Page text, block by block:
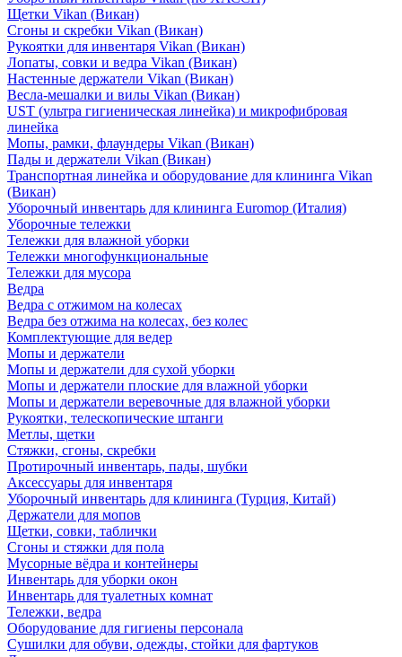
Щетки Vikan (Викан)
Сгоны и скребки Vikan (Викан)
Рукоятки для инвентаря Vikan (Викан)
Лопаты, совки и ведра Vikan (Викан)
Настенные держатели Vikan (Викан)
Весла-мешалки и вилы Vikan (Викан)
UST (ультра гигиеническая линейка) и микрофибровая
линейка
Мопы, рамки, флаундеры Vikan (Викан)
Пады и держатели Vikan (Викан)
Транспортная линейка и оборудование для клининга Vikan
(Викан)
Уборочный инвентарь для клининга Euromop (Италия)
Уборочные тележки
Тележки для влажной уборки
Тележки многофункциональные
Тележки для мусора
Ведра
Ведра с отжимом на колесах
Ведра без отжима на колесах, без колес
Комплектующие для ведер
Мопы и держатели
Мопы и держатели для сухой уборки
Мопы и держатели плоские для влажной уборки
Мопы и держатели веревочные для влажной уборки
Рукоятки, телескопические штанги
Метлы, щетки
Стяжки, сгоны, скребки
Протирочный инвентарь, пады, шубки
Аксессуары для инвентаря
Уборочный инвентарь для клининга (Турция, Китай)
Держатели для мопов
Щетки, совки, таблички
Сгоны и стяжки для пола
Мусорные вёдра и контейнеры
Инвентарь для уборки окон
Инвентарь для туалетных комнат
Тележки, ведра
Оборудование для гигиены персонала
Сушилки для обуви, одежды, стойки для фартуков